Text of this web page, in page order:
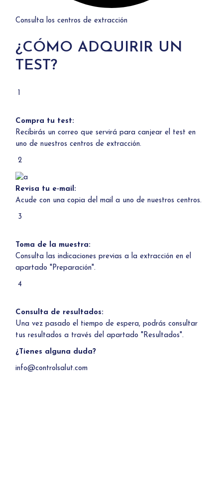
Consulta los centros de extracción
¿CÓMO ADQUIRIR UN
TEST?
1
Compra tu test:
Recibirás un correo que servirá para canjear el test en
uno denuestros centros de extracción.
2
Revisa tu e-mail:
Acude con una copia del mail a uno denuestros centros.
3
Toma de la muestra:
Consulta las indicaciones previas a la extracción en el
apartado "Preparación".
4
Consulta de resultados:
Una vez pasado el tiempo de espera, podrás consultar
tus resultados a través del apartado "Resultados".
¿Tienes alguna duda?
info@controlsalut.com